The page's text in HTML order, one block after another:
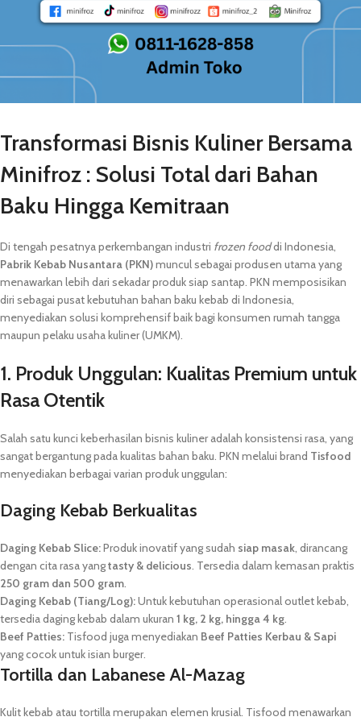
Transformasi Bisnis Kuliner Bersama
Minifroz : Solusi Total dari Bahan
Baku Hingga Kemitraan
Di tengah pesatnya perkembangan industri frozen fooddi Indonesia,
Pabrik Kebab Nusantara (PKN)muncul sebagai produsen utama yang
menawarkan lebih dari sekadar produk siap santap. PKN memposisikan
diri sebagai pusat kebutuhan bahan baku kebab di Indonesia,
menyediakan solusi komprehensif baik bagi konsumen rumah tangga
maupun pelaku usaha kuliner (UMKM).
1. Produk Unggulan: Kualitas Premium untuk
Rasa Otentik
Salah satu kunci keberhasilan bisnis kuliner adalah konsistensi rasa, yang
sangat bergantung pada kualitas bahan baku. PKN melalui brand Tisfood
menyediakan berbagai varian produk unggulan:
Daging Kebab Berkualitas
Daging Kebab Slice:Produk inovatif yang sudah siap masak, dirancang
dengan cita rasa yangtasty & delicious. Tersedia dalam kemasan praktis
250 gram dan 500 gram.
Daging Kebab (Tiang/Log):Untuk kebutuhan operasional outlet kebab,
tersedia daging kebab dalam ukuran 1 kg, 2 kg, hingga 4 kg.
Beef Patties: Tisfood juga menyediakan Beef Patties Kerbau & Sapi
yang cocok untuk isian burger.
Tortilla dan Labanese Al-Mazag
Kulit kebab atau tortilla merupakan elemen krusial. Tisfood menawarkan